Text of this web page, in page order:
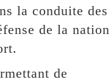
la conduite des
de la nation
de